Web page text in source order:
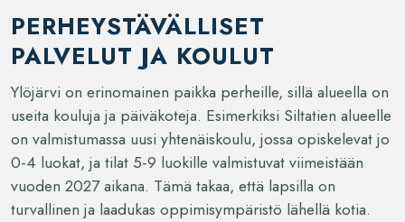
PERHEYSTÄVÄLLISET
PALVELUT JA KOULUT
Ylöjärvi on erinomainen paikka perheille, sillä alueella on
useita kouluja ja päiväkoteja. Esimerkiksi Siltatien alueelle
on valmistumassa uusi yhtenäiskoulu, jossa opiskelevat jo
0-4 luokat, ja tilat 5-9 luokille valmistuvat viimeistään
vuoden 2027 aikana. Tämä takaa, että lapsilla on
turvallinen ja laadukas oppimisympäristö lähellä kotia.